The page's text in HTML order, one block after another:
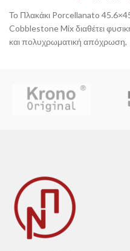
Το Πλακάκι Porcellanato
Cobblestone Mix διαθέτει
και πολυχρωματική απόχρωση,